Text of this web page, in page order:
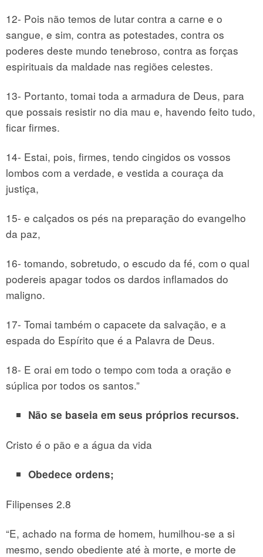
12- Pois não temos de lutar contra a carne e o
sangue, e sim, contra as potestades, contra os
poderes deste mundo tenebroso, contra as forças
espirituais da maldade nas regiões celestes.
13- Portanto, tomai toda a armadura de Deus, para
que possais resistir no dia mau e, havendo feito tudo,
ficar firmes.
14- Estai, pois, firmes, tendo cingidos os vossos
lombos com a verdade, e vestida a couraça da
justiça,
15- e calçados os pés na preparação do evangelho
da paz,
16- tomando, sobretudo, o escudo da fé, com o qual
podereis apagar todos os dardos inflamados do
maligno.
17- Tomai também o capacete da salvação, e a
espada do Espírito que é a Palavra de Deus.
18- E orai em todo o tempo com toda a oração e
súplica por todos os santos.”
Não se baseia em seus próprios recursos.
Cristo é o pão e a água da vida
Obedece ordens;
Filipenses 2.8
“E, achado na forma de homem, humilhou-se a si
mesmo, sendo obediente até à morte, e morte de